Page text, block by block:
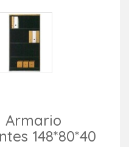
Armario
148*80*40